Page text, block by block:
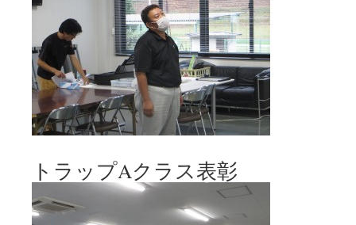
トラップAクラス表彰